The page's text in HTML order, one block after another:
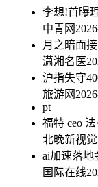
李想!首曝
中青网
月之暗面
潇湘名医
沪指失守
旅游网
pt
福特 ceo
北晚新视觉
ai加速落地
国际在线